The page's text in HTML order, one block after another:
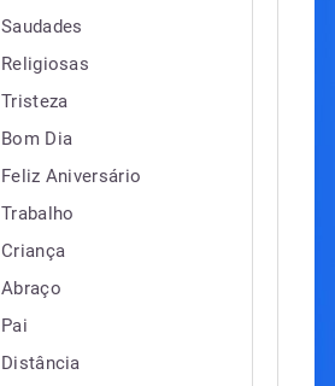
Saudades
Religiosas
Tristeza
Bom Dia
Feliz Aniversário
Trabalho
Criança
Abraço
Pai
Distância